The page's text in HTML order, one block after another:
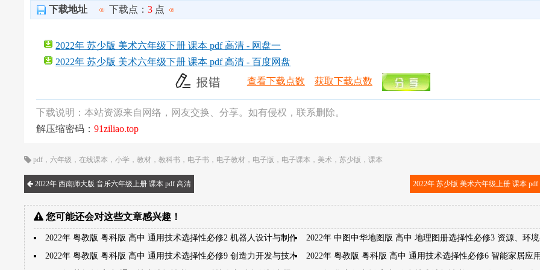
下载地址 下载点：3 点
2022年 苏少版 美术六年级下册 课本 pdf 高清 - 网盘一
2022年 苏少版 美术六年级下册 课本 pdf 高清 - 百度网盘
查看下载点数
获取下载点数
下载说明：本站资源来自网络，网友交换、分享。如有侵权，联系删除。
解压缩密码：91ziliao.top
pdf ，六年级 ，在线课本 ，小学 ，教材 ，教科书 ， 电子书 ， 电子教材 ， 电子版 ， 电子课本 ， 美术 ，苏少版 ，课本
2022年 西南师大版 音乐六年级上册 课本 pdf 高清 2022年 苏少版 美术六年级上册 课本 pdf
您可能还会对这些文章感兴趣！
2022年 粤教版 粤科版 高中 通用技术选择性必修2 机器人设计与制作
2022年 中图中华地图版 高中 地理图册选择性必修3 资源、环境
2022年 粤教版 粤科版 高中 通用技术选择性必修9 创造力开发与技术发明2022年 粤教版 粤科版 高中 通用技术选择性必修6 智能家居应